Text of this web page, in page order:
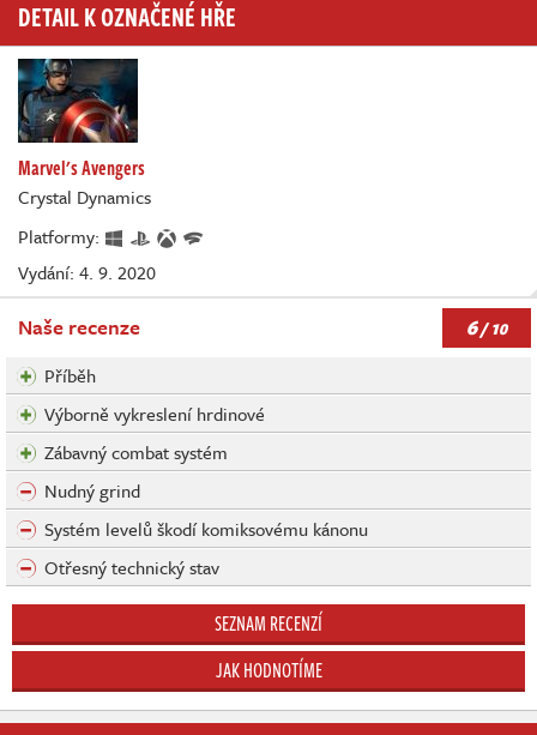
DETAIL K OZNAČENÉ HŘE
Marvel's Avengers
Crystal Dynamics
Platformy:
Vydání: 4. 9. 2020
Naše recenze 6/ 10
Příběh
Výborně vykreslení hrdinové
Zábavný combat systém
Nudný grind
Systém levelů škodí komiksovému kánonu
Otřesný technický stav
SEZNAM RECENZÍ
JAK HODNOTÍME